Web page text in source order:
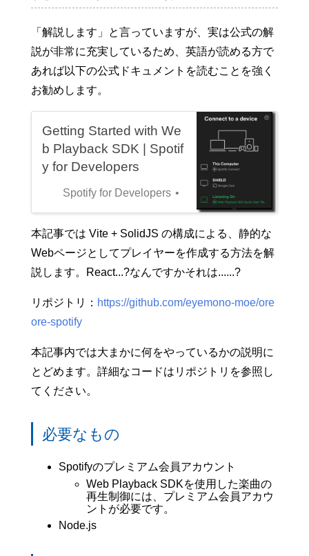
「解説します」と言っていますが、実は公式の解
説が非常に充実しているため、英語が読める方で
あれば以下の公式ドキュメントを読むことを強く
お勧めします。
Getting Started with We
b Playback SDK | Spotif
y for Developers
Spotify for Developers
本記事では Vite + SolidJS の構成による、静的な
Webページとしてプレイヤーを作成する方法を解
説します。React...?なんですかそれは......?
リポジトリ： https://github.com/eyemono-moe/ore
ore-spotify
本記事内では大まかに何をやっているかの説明に
とどめます。詳細なコードはリポジトリを参照し
てください。
必要なもの
Spotifyのプレミアム会員アカウント
Web Playback SDKを使用した楽曲の
再生制御には、プレミアム会員アカウ
ントが必要です。
Node.js